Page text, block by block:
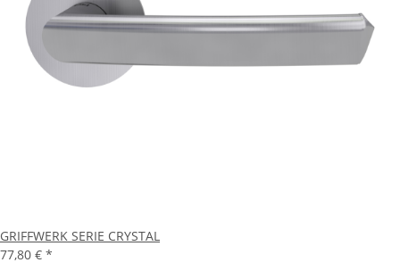
GRIFFWERK SERIE CRYSTAL
77,80 € *